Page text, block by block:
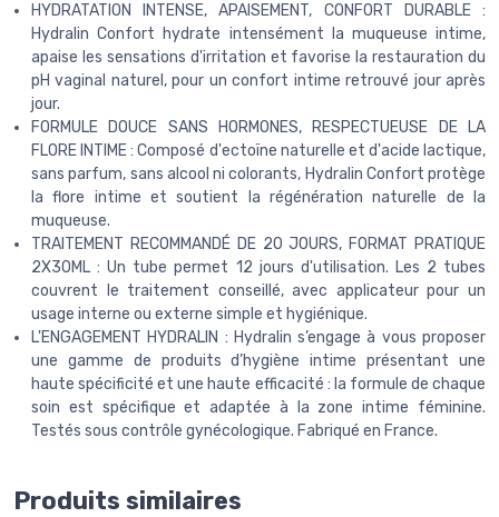
HYDRATATION INTENSE, APAISEMENT, CONFORT DURABLE :
Hydralin Confort hydrate intensément la muqueuse intime,
apaise les sensations d'irritation et favorise la restauration du
pH vaginal naturel, pour un confort intime retrouvé jour après
jour.
FORMULE DOUCE SANS HORMONES, RESPECTUEUSE DE LA
FLORE INTIME : Composé d'ectoïne naturelle et d'acide lactique,
sans parfum, sans alcool ni colorants, Hydralin Confort protège
la flore intime et soutient la régénération naturelle de la
muqueuse.
TRAITEMENT RECOMMANDÉ DE 20 JOURS, FORMAT PRATIQUE
2X30ML : Un tube permet 12 jours d'utilisation. Les 2 tubes
couvrent le traitement conseillé, avec applicateur pour un
usage interne ou externe simple et hygiénique.
L'ENGAGEMENT HYDRALIN : Hydralin s’engage à vous proposer
une gamme de produits d’hygiène intime présentant une
haute spécificité et une haute efficacité : la formule de chaque
soin est spécifique et adaptée à la zone intime féminine.
Testés sous contrôle gynécologique. Fabriqué en France.
Produits similaires